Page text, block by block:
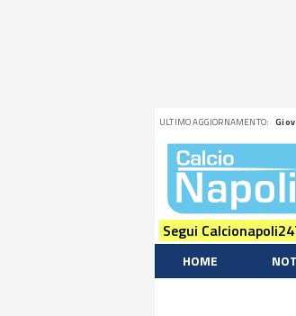
ULTIMO AGGIORNAMENTO:
Segui
HOME